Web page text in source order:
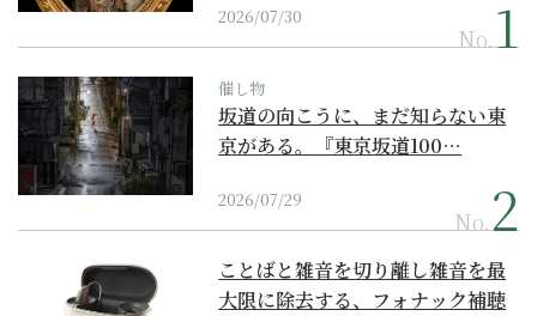
2026/07/30
No.
催し物
坂道の向こうに、まだ知らない東
京がある。『東京坂道100…
2026/07/29
No.
ことばと雑音を切り離し雑音を最
大限に除去する、フォナック補聴